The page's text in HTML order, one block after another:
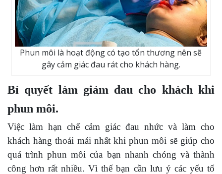
Phun môi là hoạt động có tạo tổn thương nên sẽ
gây cảm giác đau rát cho khách hàng.
Bí quyết làm giảm đau cho khách khi
phun môi.
Việc làm hạn chế cảm giác đau nhức và làm cho
khách hàng thoải mái nhất khi phun môi sẽ giúp cho
quá trình phun môi của bạn nhanh chóng và thành
công hơn rất nhiều. Vì thế bạn cần lưu ý các yếu tố